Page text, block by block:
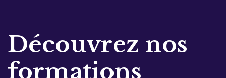
Découvrez nos
formations